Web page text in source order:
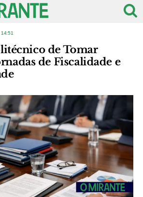
de Tomar
de Fiscalidade e